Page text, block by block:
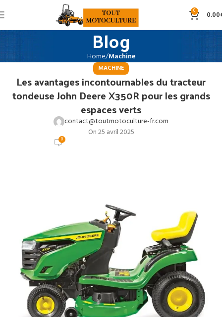
0 0.00
Blog
Home Machine
MACHINE
Les avantages incontournables du tracteur
tondeuse John Deere X350R pour les grands
espaces verts
contact@toutmotoculture-fr.com
On 25 avril 2025
0